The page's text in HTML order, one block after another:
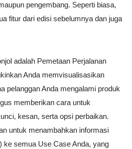
pengembang. Seperti biasa,
fitur dari edisi sebelumnya dan juga
adalah Pemetaan Perjalanan
Anda memvisualisasikan
pelanggan Anda mengalami produk
memberikan cara untuk
kesan, serta opsi perbaikan.
untuk menambahkan informasi
ke semua Use Case Anda, yang